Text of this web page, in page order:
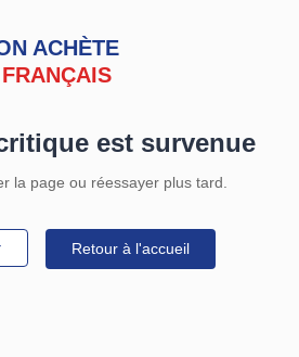
ACHÈTE
FRANÇAIS
est survenue
la page ou réessayer plus tard.
Retour à l'accueil